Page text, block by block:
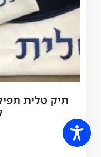
תיק טלית